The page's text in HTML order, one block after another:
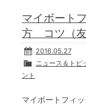
マイボート
方 コツ（
2016.05.27
ニュース＆トピ
ント
マイボートフィ